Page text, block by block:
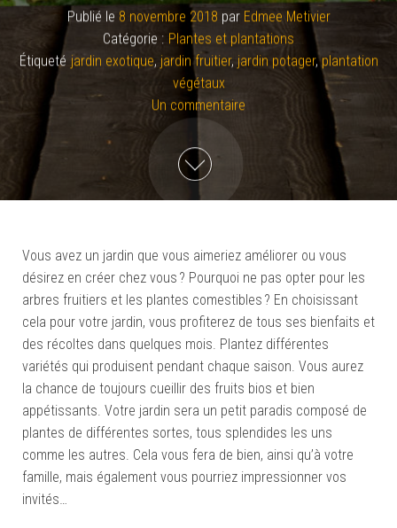
Publié le 8 novembre 2018 par Edmee Metivier
Catégorie : Plantes et plantations
Étiqueté jardin exotique, jardin fruitier, jardin potager,plantation
végétaux
Un commentaire
Vous avez un jardin que vous aimeriez améliorer ou vous
désirez en créer chez vous ? Pourquoi ne pas opter pour les
arbres fruitiers et les plantes comestibles ? En choisissant
cela pour votre jardin, vous profiterez de tous ses bienfaits et
des récoltes dans quelques mois. Plantez différentes
variétés qui produisent pendant chaque saison. Vous aurez
la chance de toujours cueillir des fruits bios et bien
appétissants. Votre jardin sera un petit paradis composé de
plantes de différentes sortes, tous splendides les uns
comme les autres. Cela vous fera de bien, ainsi qu’à votre
famille, mais également vous pourriez impressionner vos
invités…